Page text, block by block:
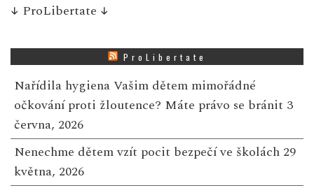
↓ ProLibertate ↓
ProLibertate
Nařídila hygiena Vašim dětem mimořádné
očkování proti žloutence? Máte právo se bránit 3
června, 2026
Nenechme dětem vzít pocit bezpečí ve školách 29
května, 2026